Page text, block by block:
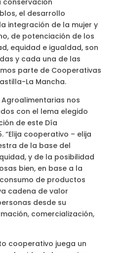
conservación
el desarrollo
integración de la mujer y
de potenciación de los
equidad e igualdad, son
y cada una de las
parte de Cooperativas
La Mancha.
nos
con el lema elegido
de este Día
“Elija cooperativo – elija
de la base del
y de la posibilidad
bien, en base a la
de productos
cadena de valor
desde su
comercialización,
cooperativo juega un